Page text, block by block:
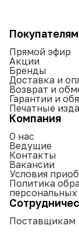
Покупателям
Прямой эфир
Акции
Бренды
Доставка и
Возврат и
Гарантии и
Печатные
Компания
О нас
Ведущие
Контакты
Вакансии
Условия
Политика
Поставщикам